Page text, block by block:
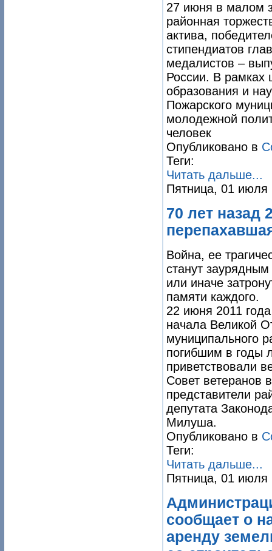
27 июня в малом
районная
актива,
стипендиатов
медалистов –
России. В рамках
образования и
Пожарского
молодежной
человек
Опубликовано в
Теги:
Читать дальше...
Пятница, 01 июля
70 лет назад
Война, ее
станут
или иначе
памяти каждого.
22 июня 2011
начала Великой
муниципального
погибшим в годы
приветствовали
Совет ветеранов
представители
депутата
Милуша.
Опубликовано в
Теги:
Читать дальше...
Пятница, 01 июля
сообщает о
аренду